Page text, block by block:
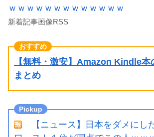
ｗｗｗｗｗｗｗｗｗｗｗｗｗ
新着記事画像RSS
【無料・激安】Amazon Kindle本
まとめ
【ニュース】日本をダメにし